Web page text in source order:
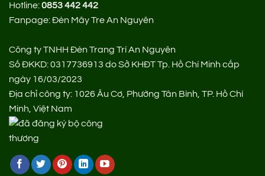
Hotline:0853 442 442
Fanpage:Đèn Mây Tre An Nguyên
Công ty TNHH Đèn Trang Trí An Nguyên
Số ĐKKD: 0317736913 do Sở KHĐT Tp. Hồ Chí Minh cấp
ngày 16/03/2023
Địa chỉ công ty: 1026 Âu Cơ, Phường Tân Bình, TP. Hồ Chí
Minh, Việt Nam